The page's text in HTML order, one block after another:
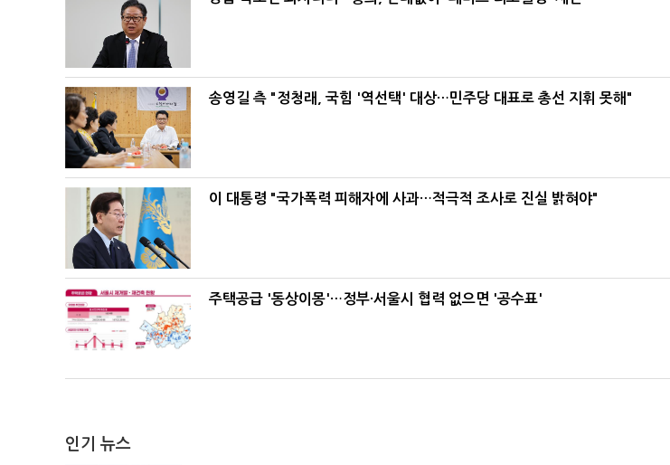
송영길 측 "정청래, 국힘 '역선택' 대상…민주당 대표로 총선 지휘 못해"
이 대통령 "국가폭력 피해자에 사과…적극적 조사로 진실 밝혀야"
주택공급 '동상이몽'…정부·서울시 협력 없으면 '공수표'
인기 뉴스